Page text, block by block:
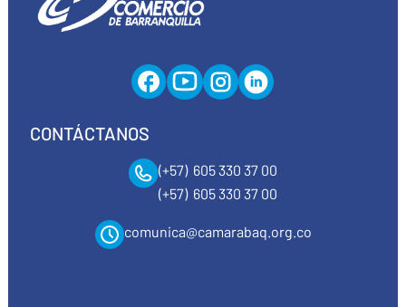
CONTÁCTANOS
(+57) 605 330 37 00
(+57) 605 330 37 00
comunica@camarabaq.org.co